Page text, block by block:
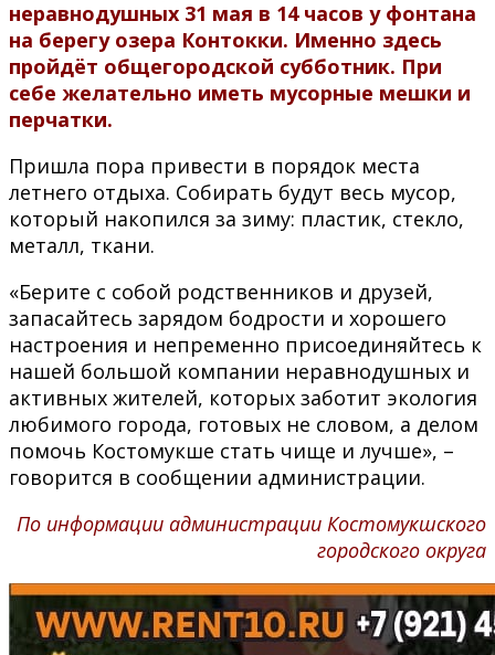
неравнодушных 31 мая в 14 часов у фонтана
на берегу озера Контокки. Именно здесь
пройдёт общегородской субботник. При
себе желательно иметь мусорные мешки и
перчатки.
Пришла пора привести в порядок места
летнего отдыха. Собирать будут весь мусор,
который накопился за зиму: пластик, стекло,
металл, ткани.
«Берите с собой родственников и друзей,
запасайтесь зарядом бодрости и хорошего
настроения и непременно присоединяйтесь к
нашей большой компании неравнодушных и
активных жителей, которых заботит экология
любимого города, готовых не словом, а делом
помочь Костомукше стать чище и лучше», –
говорится в сообщении администрации.
По информации администрации Костомукшского
городского округа